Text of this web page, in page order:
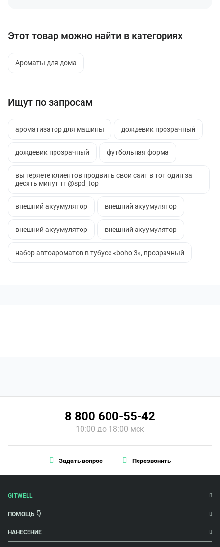
Этот товар можно найти в категориях
Ароматы для дома
Ищут по запросам
ароматизатор для машины дождевик прозрачный
дождевик прозрачный футбольная форма
вы теряете клиентов продвинь свой сайт в топ один за
десять минут тг @spd_top
внешний акуумулятор внешний акуумулятор
внешний акуумулятор внешний акуумулятор
набор автоароматов в тубусе «boho 3», прозрачный
Задать вопрос Перезвонить
8 800 600-55-42
10:00 до 18:00 мск
GITWELL
ПОМОЩЬ 👇
НАНЕСЕНИЕ